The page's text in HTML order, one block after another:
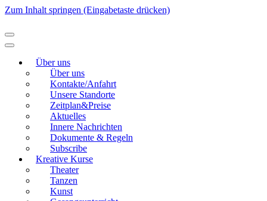
Zum Inhalt springen (Eingabetaste drücken)
Über uns
Über uns
Kontakte/Anfahrt
Unsere Standorte
Zeitplan&Preise
Aktuelles
Innere Nachrichten
Dokumente & Regeln
Subscribe
Kreative Kurse
Theater
Tanzen
Kunst